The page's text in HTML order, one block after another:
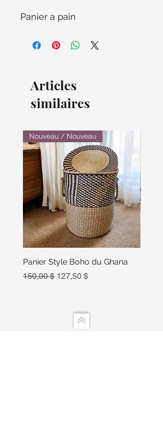
Panier a pain
Articles
similaires
Nouveau / Nouveau
Panier Style Boho du Ghana
Prix original
150,00 $ Prix promotionnel
127,50 $